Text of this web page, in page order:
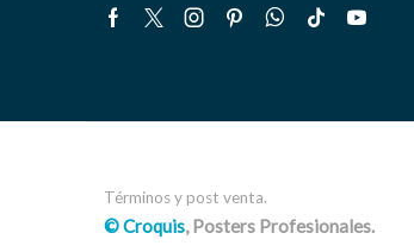
Facebook
TwitterInstagram
PinterestWhatsapp
Tik- Youtube
Términos y post venta.
© Croquis, Posters Profesionales.